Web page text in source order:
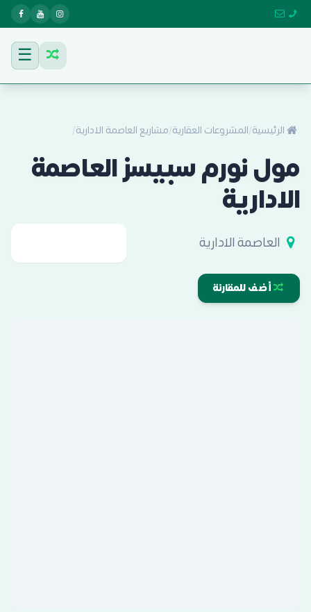
☰
الرئيسية/المشروعات العقارية/مشاريع العاصمة الادارية/
مول نورم سبيسز العاصمة
الادارية
العاصمة الادارية
أضف للمقارنة